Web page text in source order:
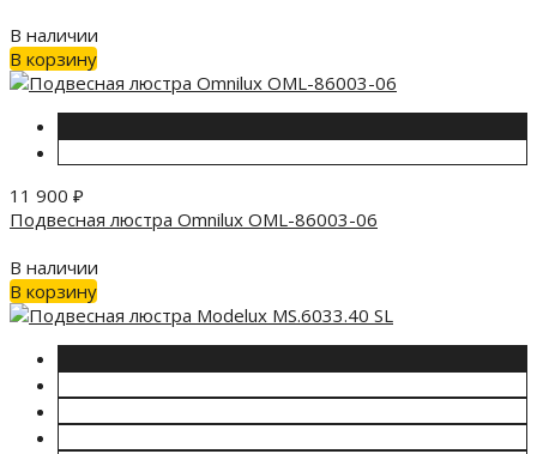
В наличии
В корзину
11 900 ₽
Подвесная люстра Omnilux OML-86003-06
В наличии
В корзину